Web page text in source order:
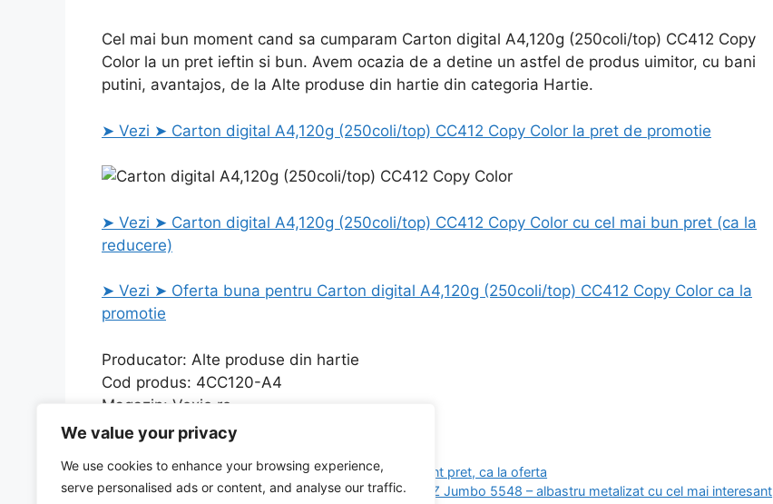
We value your privacy
We use cookies to enhance your browsing experience,
serve personalised ads or content, and analyse our traffic.
Cel mai bun moment cand sa cumparam Carton digital A4,120g (250coli/top) CC412 Copy
Color la un pret ieftin si bun. Avem ocazia de a detine un astfel de produs uimitor, cu bani
putini, avantajos, de la Alte produse din hartie din categoria Hartie.
➤ Vezi ➤ Carton digital A4,120g (250coli/top) CC412 Copy Color la pret de promotie
➤ Vezi ➤ Carton digital A4,120g (250coli/top) CC412 Copy Color cu cel mai bun pret (ca la
reducere)
➤ Vezi ➤ Oferta buna pentru Carton digital A4,120g (250coli/top) CC412 Copy Color ca la
promotie
Producator: Alte produse din hartie
Cod produs: 4CC120-A4
Magazin: Vexio.ro
CLARIA HOME INK YELLOW 18 cu cel mai interesant pret, ca la oferta
Capsator de mana, 30 coli, capse 24/6, 26/6, LEITZ Jumbo 5548 – albastru metalizat cu cel mai interesant